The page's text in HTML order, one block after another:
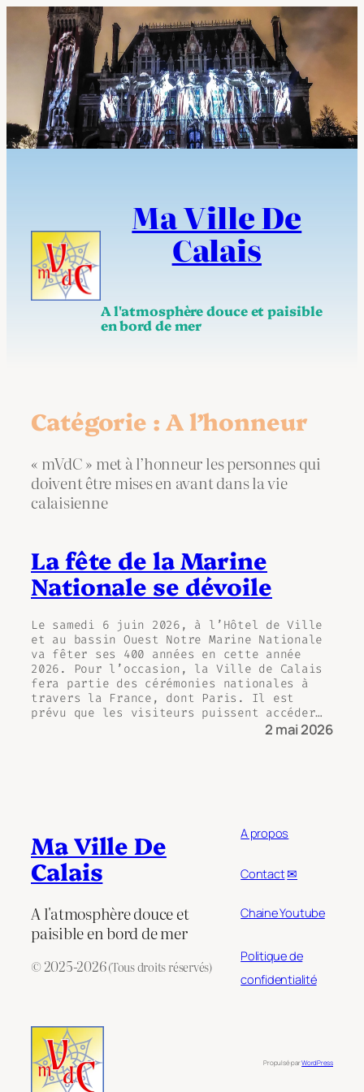
contenu
Ma Ville De
Calais
A l'atmosphère douce et paisible
en bord de mer
Catégorie : A l’honneur
« mVdC » met à l’honneur les personnes qui
doivent être mises en avant dans la vie
calaisienne
La fête de la Marine
Nationale se dévoile
Le samedi 6 juin 2026, à l’Hôtel de Ville
et au bassin Ouest Notre Marine Nationale
va fêter ses 400 années en cette année
2026. Pour l’occasion, la Ville de Calais
fera partie des cérémonies nationales à
travers la France, dont Paris. Il est
prévu que les visiteurs puissent accéder…
2 mai 2026
Ma Ville De
Calais
A l'atmosphère douce et
paisible en bord de mer
© 2025-2026(Tous droits réservés)
A propos
Contact✉
Chaine Youtube
Politique de
confidentialité
Propulsé parWordPress